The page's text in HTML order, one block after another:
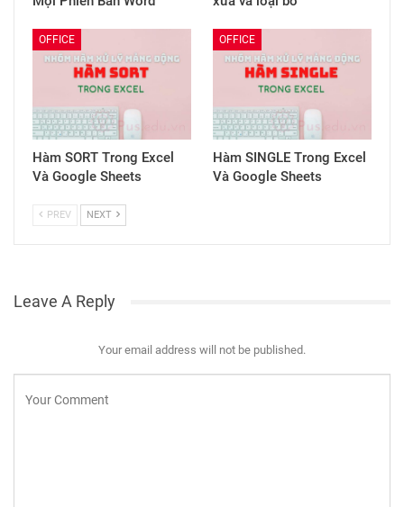
OFFICE
Hàm SORT Trong Excel
Và Google Sheets
OFFICE
Hàm SINGLE Trong Excel
Và Google Sheets
PREV NEXT
Leave A Reply
Your email address will not be published.